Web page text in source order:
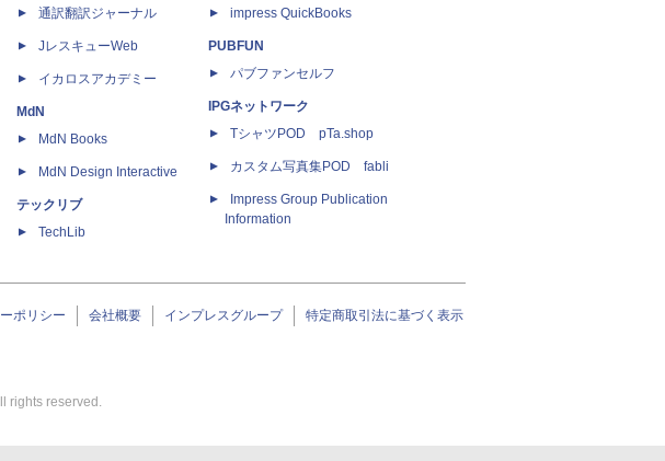
通訳翻訳ジャーナル
JレスキューWeb
イカロスアカデミー
MdN
MdN Books
MdN Design Interactive
テックリブ
TechLib
impress QuickBooks
PUBFUN
パブファンセルフ
IPGネットワーク
TシャツPOD pTa.shop
カスタム写真集POD fabli
Impress Group Publication
Information
ポリシー 会社概要 インプレスグループ 特定商取引法に基づく表示
rights reserved.